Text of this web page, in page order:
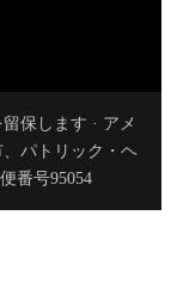
保します · アメ
パトリック・ヘ
番号95054